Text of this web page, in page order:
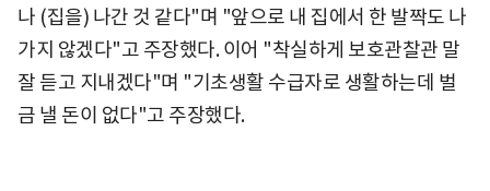
나 (집을) 나간 것 같다"며 "앞으로 내 집에서 한 발짝도 나
가지 않겠다"고 주장했다. 이어 "착실하게 보호관찰관 말
잘 듣고 지내겠다"며 "기초생활 수급자로 생활하는데 벌
금 낼 돈이 없다"고 주장했다.